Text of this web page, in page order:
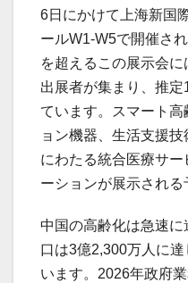
6日にかけて上海新国
ールW1-W5で開催さ
を超えるこの展示会
出展者が集まり、推
ています。スマート
ョン機器、生活支援
にわたる統合医療サー
ーションが展示される
中国の高齢化は急速に
口は3億2,300万人に
います。2026年政府